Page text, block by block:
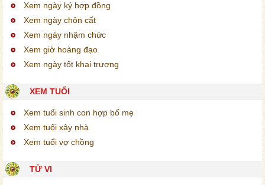
Xem ngày ký hợp đồng
Xem ngày chôn cất
Xem ngày nhậm chức
Xem giờ hoàng đạo
Xem ngày tốt khai trương
XEM TUỔI
Xem tuổi sinh con hợp bố mẹ
Xem tuổi xây nhà
Xem tuổi vợ chồng
TỬ VI